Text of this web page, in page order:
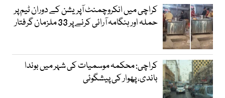
کراچی میں انکروچمنٹ آپریشن کے دوران ٹیم پر
حملہ اور ہنگامہ آرائی کرنے پر 33 ملزمان گرفتار
کراچی: محکمہ موسمیات کی شہر میں بوندا
باندی، پھوار کی پیشگوئی